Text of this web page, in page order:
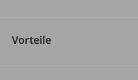
Vorteile